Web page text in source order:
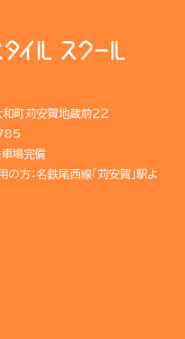
町苅安賀地蔵前２２
車場完備
方：名鉄尾西線「苅安賀」駅よ